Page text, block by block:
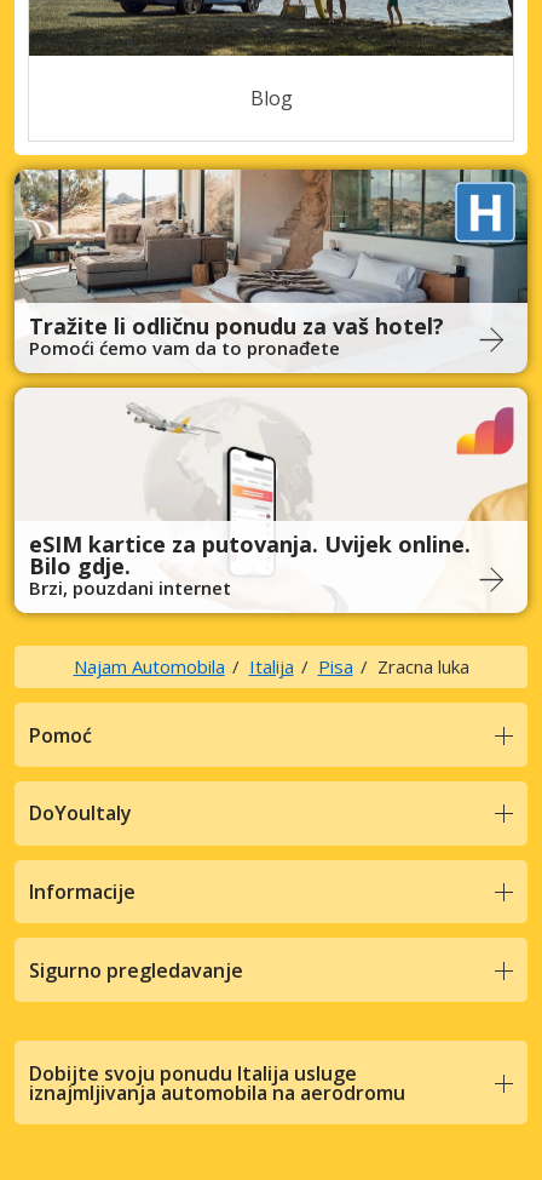
Blog
Tražite li odličnu ponudu za vaš hotel?
Pomoći ćemo vam da to pronađete
eSIM kartice za putovanja. Uvijek online.
Bilo gdje.
Brzi, pouzdani internet
Najam Automobila Italija Pisa Zracna luka
Pomoć
DoYouItaly
Informacije
Sigurno pregledavanje
Dobijte svoju ponudu Italija usluge
iznajmljivanja automobila na aerodromu